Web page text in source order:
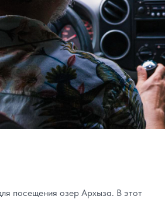
посещения озер Архыза. В этот